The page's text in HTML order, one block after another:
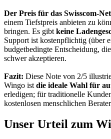
Der Preis für das Swisscom-
einem Tiefstpreis anbieten zu
bringen. Es gibt keine
Support ist kostenpflichtig (über
budgetbedingte Entscheidung,
schwer akzeptieren.
Fazit: Diese Note von 2/5
Wingo ist die ideale Wahl für
erledigen; für traditionelle
kostenlosen menschlichen
Unser Urteil zum